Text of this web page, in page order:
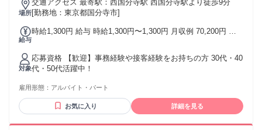
場所
交通アクセス 最寄駅：西国分寺駅 西国分寺駅より徒歩9分
[勤務地：東京都国分寺市]
給与
時給1,300円 給与 時給1,300円〜1,300円 月収例 70,200円 交
対象
応募資格 【歓迎】事務経験や接客経験をお持ちの方 30代・40
代・50代活躍中！
雇用形態： アルバイト・パート
お気に入り 詳細を見る